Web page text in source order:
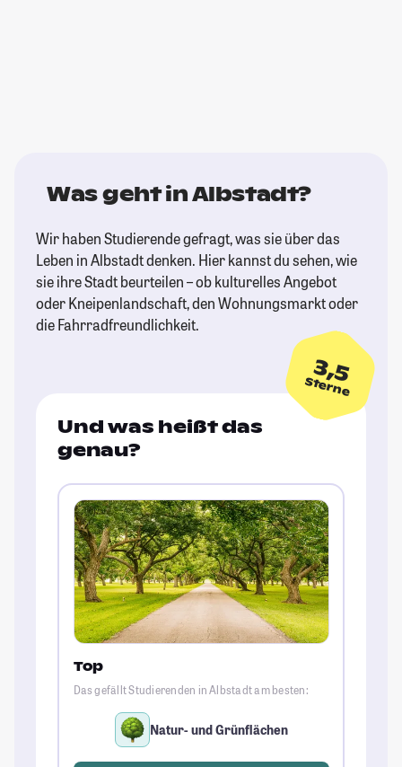
Was geht in Albstadt?
Wir haben Studierende gefragt, was sie über das
Leben in Albstadt denken. Hier kannst du sehen, wie
sie ihre Stadt beurteilen – ob kulturelles Angebot
oder Kneipenlandschaft, den Wohnungsmarkt oder
die Fahrradfreundlichkeit.
3,5
Sterne
Und was heißt das
genau?
Top
Das gefällt Studierenden in Albstadt am besten:
Natur- und Grünflächen